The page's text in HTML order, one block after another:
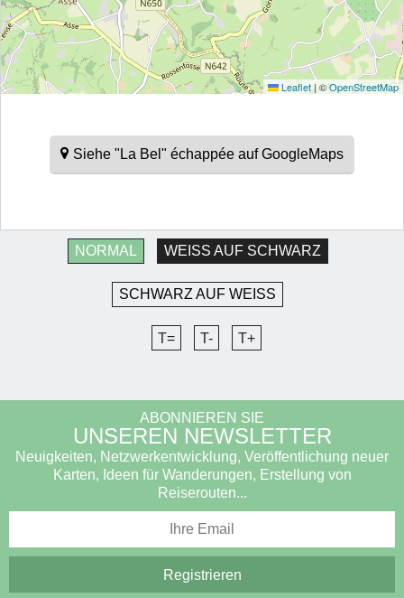
Leaflet |©OpenStreetMap
Siehe "La Bel" échappée auf GoogleMaps
NORMAL WEISS AUF SCHWARZ
SCHWARZ AUF WEISS
T= T- T+
ABONNIEREN SIE
UNSEREN NEWSLETTER
Neuigkeiten, Netzwerkentwicklung, Veröffentlichung neuer
Karten, Ideen für Wanderungen, Erstellung von
Reiserouten...